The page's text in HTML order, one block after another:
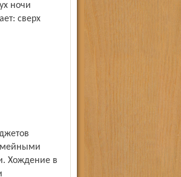
ночи
сверх
Хождение в